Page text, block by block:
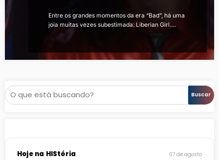
Entre os grandes momentos da era “Bad”, há uma
joia muitas vezes subestimada: Liberian Girl.…
Pesquisar Buscar
Hoje na HIStória 07 de agosto